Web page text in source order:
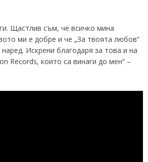
Щастлив съм, че всичко мина
ми е добре и че „За твоята любов“
Искрени благодаря за това и на
Records, които са винаги до мен“ –